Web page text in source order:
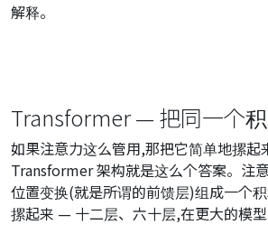
解释。
Transformer — 把同一个
如果注意力这么管用,那把它简单地摞起
Transformer 架构就是这么个答案。注
位置变换(就是所谓的前馈层)组成一个
摞起来 — 十二层、六十层,在更大的模型